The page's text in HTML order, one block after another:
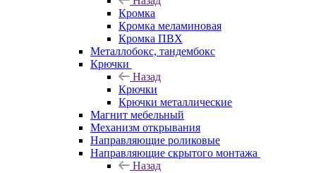
Кромка
Кромка меламиновая
Кромка ПВХ
Металлобокс, тандембокс
Крючки
Назад
Крючки
Крючки металлические
Магнит мебельный
Механизм открывания
Направляющие роликовые
Направляющие скрытого монтажа
Назад